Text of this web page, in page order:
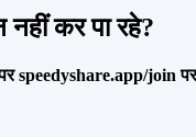
कर पा रहे?
speedyshare.app/join